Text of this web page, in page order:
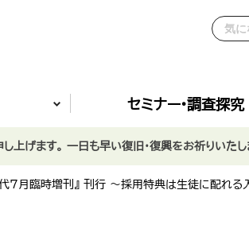
セミナー•調査探究
7月臨時増刊』 刊行 ～採用特典は生徒に配れる
げます。 一日も早い復旧・復興をお祈りいたし